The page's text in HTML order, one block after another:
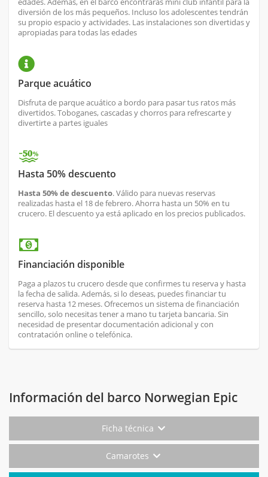
diversión de los más pequeños. Incluso los adolescentes tendrán
su propio espacio y actividades. Las instalaciones son divertidas y
apropiadas para todas las edades
Parque acuático
Disfruta de parque acuático a bordo para pasar tus ratos más
divertidos. Toboganes, cascadas y chorros para refrescarte y
divertirte a partes iguales
Hasta 50% descuento
Hasta 50% de descuento. Válido para nuevas reservas
realizadas hasta el 18 de febrero. Ahorra hasta un 50% en tu
crucero. El descuento ya está aplicado en los precios publicados.
Financiación disponible
Paga a plazos tu crucero desde que confirmes tu reserva y hasta
la fecha de salida. Además, si lo deseas, puedes financiar tu
reserva hasta 12 meses. Ofrecemos un sistema de financiación
sencillo, solo necesitas tener a mano tu tarjeta bancaria. Sin
necesidad de presentar documentación adicional y con
contratación online o telefónica.
Información del barco Norwegian Epic
Ficha técnica
Camarotes